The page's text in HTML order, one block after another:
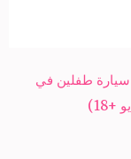
طفلين في
+18)